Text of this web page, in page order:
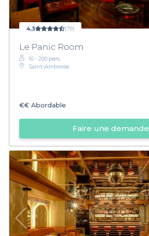
4,3 (79)
Le Panic Room
10 - 200 pers.
Saint-Ambroise
€€ Abordable
Faire une demande